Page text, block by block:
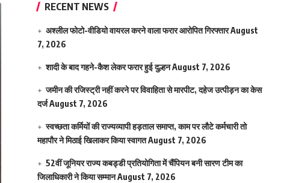
RECENT NEWS
अश्लील फोटो-वीडियो वायरल करने वाला फरार आरोपित गिरफ्तारAugust
7, 2026
शादी के बाद गहने-कैश लेकर फरार हुई दुल्हनAugust 7, 2026
जमीन की रजिस्ट्री नहीं करने पर विवाहिता से मारपीट, दहेज उत्पीड़न का केस
दर्जAugust 7, 2026
स्वच्छता कर्मियों की राज्यव्यापी हड़ताल समाप्त, काम पर लौटे कर्मचारी तो
महापौर ने मिठाई खिलाकर किया स्वागतAugust 7, 2026
52वीं जूनियर राज्य कबड्डी प्रतियोगिता में चैंपियन बनी सारण टीम का
जिलाधिकारी ने किया सम्मानAugust 7, 2026